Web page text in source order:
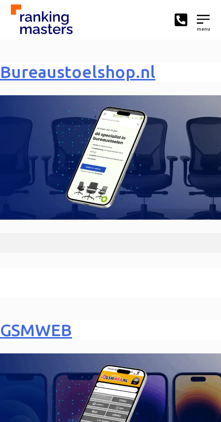
menu
Bureaustoelshop.nl
GSMWEB